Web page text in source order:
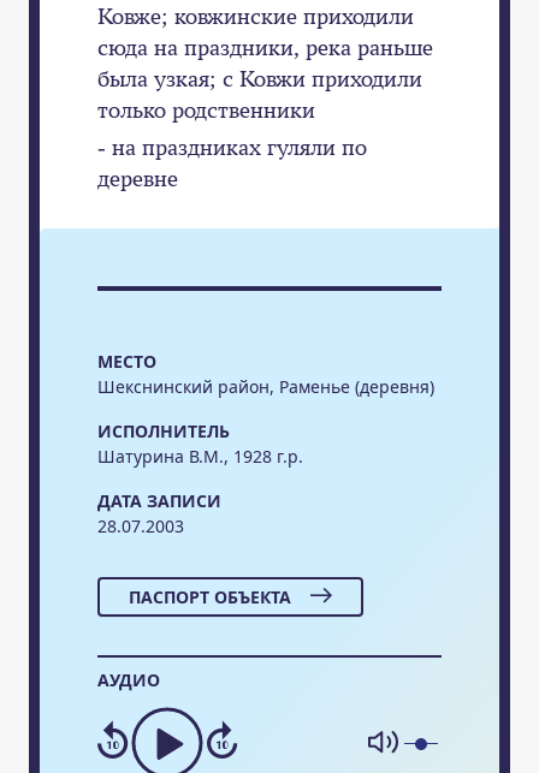
МЕСТО
Шекснинский район, Раменье (деревня)
ИСПОЛНИТЕЛЬ
Шатурина В.М., 1928 г.р.
ДАТА ЗАПИСИ
28.07.2003
ПАСПОРТ ОБЪЕКТА
АУДИО
Ковже; ковжинские приходили
сюда на праздники, река раньше
была узкая; с Ковжи приходили
только родственники
- на праздниках гуляли по
деревне